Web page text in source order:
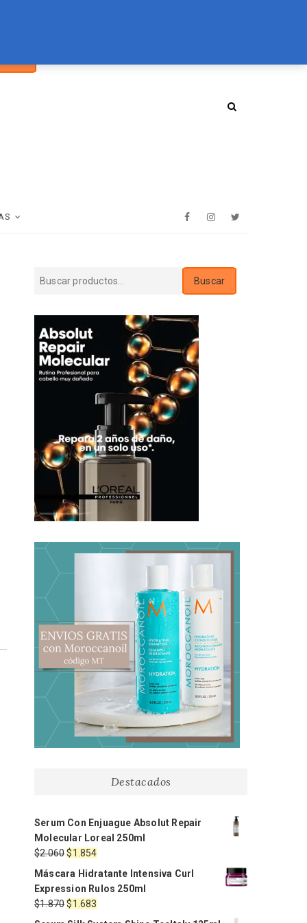
FacebookInstagram
Buscar
Destacados
Serum Con Enjuague Absolut Repair
Molecular Loreal 250ml
$2.060El
precio
original
era:
$2.060.
$1.854El
actual
es:
$1.854.
Máscara Hidratante Intensiva Curl
Expression Rulos 250ml
$1.870El
precio
$1.683